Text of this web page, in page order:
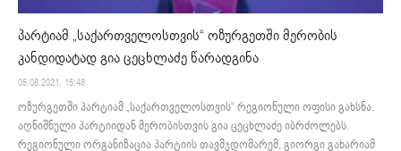
პარტიამ „საქართველოსთვის“ ოზურგეთში მერობის
კანდიდატად გია ცეცხლაძე წარადგინა
05.08.2021. 15:48
ოზურგეთში პარტიამ „საქართველოსთვის“ რეგიონული ოფისი გახსნა.
აღნიშნული პარტიიდან მერობისთვის გია ცეცხლაძე იბრძოლებს.
რეგიონული ორგანიზაცია პარტიის თავმჯდომარემ, გიორგი გახარიამ